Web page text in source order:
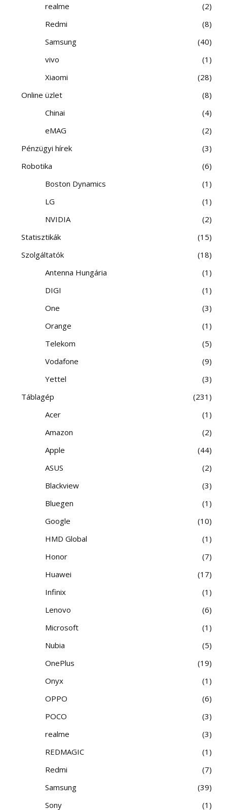
realme
2
Redmi
8
Samsung
40
vivo
1
Xiaomi
28
Online üzlet
8
Chinai
4
eMAG
2
Pénzügyi hírek
3
Robotika
6
Boston Dynamics
1
LG
1
NVIDIA
2
Statisztikák
15
Szolgáltatók
18
Antenna Hungária
1
DIGI
1
One
3
Orange
1
Telekom
5
Vodafone
9
Yettel
3
Táblagép
231
Acer
1
Amazon
2
Apple
44
ASUS
2
Blackview
3
Bluegen
1
Google
10
HMD Global
1
Honor
7
Huawei
17
Infinix
1
Lenovo
6
Microsoft
1
Nubia
5
OnePlus
19
Onyx
1
OPPO
6
POCO
3
realme
3
REDMAGIC
1
Redmi
7
Samsung
39
Sony
1